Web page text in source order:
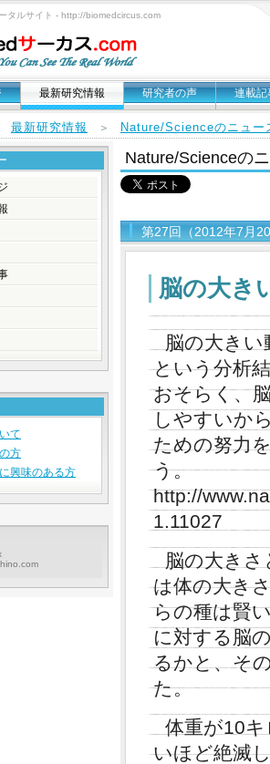
タルサイト - http://biomedcircus.com
最新研究情報 研究者の声 連載記
最新研究情報 ＞ Nature/Scienceのニュー
Nature/Scienceの
第27回（2012年7月
脳の大き
脳の大き
という分析
おそらく、
しやすいか
ための努力
う。
http://
1.11027
脳の大き
は体の大き
らの種は賢
に対する脳
るかと、そ
た。
体重が10
いほど絶滅
て
方
興味のある方